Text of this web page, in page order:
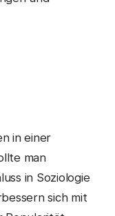
in einer
man
in Soziologie
sich mit